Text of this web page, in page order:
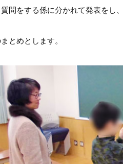
問をする係に分かれて発表をし
とめとします。